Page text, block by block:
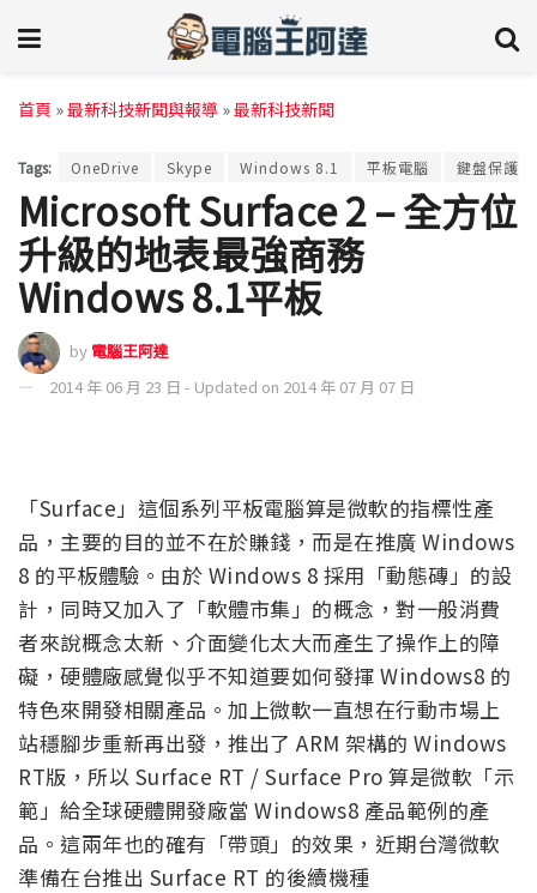
首頁 »最新科技新聞與報導 »最新科技新聞
Tags: OneDrive Skype Windows 8.1 平板電腦 鍵盤保護蓋
Microsoft Surface 2 – 全方位
升級的地表最強商務
Windows 8.1平板
by 電腦王阿達
2014 年 06 月 23 日 - Updated on 2014 年 07 月 07 日
「Surface」這個系列平板電腦算是微軟的指標性產
品，主要的目的並不在於賺錢，而是在推廣 Windows
8 的平板體驗。由於 Windows 8 採用「動態磚」的設
計，同時又加入了「軟體市集」的概念，對一般消費
者來說概念太新、介面變化太大而產生了操作上的障
礙，硬體廠感覺似乎不知道要如何發揮 Windows8 的
特色來開發相關產品。加上微軟一直想在行動市場上
站穩腳步重新再出發，推出了 ARM 架構的 Windows
RT版，所以 Surface RT / Surface Pro 算是微軟「示
範」給全球硬體開發廠當 Windows8 產品範例的產
品。這兩年也的確有「帶頭」的效果，近期台灣微軟
準備在台推出 Surface RT 的後續機種